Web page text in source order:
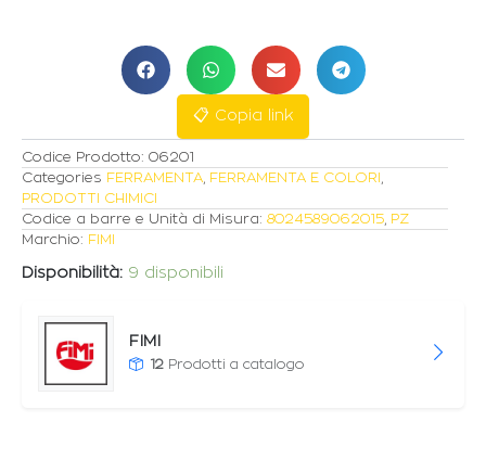
📋 Copia link
Codice Prodotto: 06201
Categories FERRAMENTA FERRAMENTA E COLORI
PRODOTTI CHIMICI
Codice a barre e Unità di Misura: 8024589062015 PZ
Marchio: FIMI
Disponibilità: 9 disponibili
FIMI
12 Prodotti a catalogo